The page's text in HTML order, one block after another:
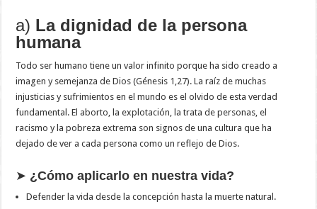
a) La dignidad de la persona
humana
Todo ser humano tiene un valor infinito porque ha sido creado a
imagen y semejanza de Dios (Génesis 1,27). La raíz de muchas
injusticias y sufrimientos en el mundo es el olvido de esta verdad
fundamental. El aborto, la explotación, la trata de personas, el
racismo y la pobreza extrema son signos de una cultura que ha
dejado de ver a cada persona como un reflejo de Dios.
➤ ¿Cómo aplicarlo en nuestra vida?
Defender la vida desde la concepción hasta la muerte natural.